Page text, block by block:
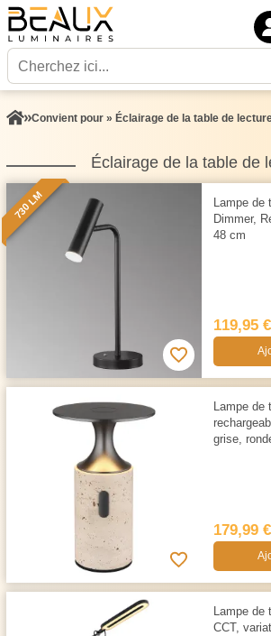
Convient pour » Éclairage de la table de
Éclairage de la table de
730 LM
Lampe
Dimmer,
48 cm
119,95 €
Lampe de
grise,
179,99 €
Lampe de
CCT,